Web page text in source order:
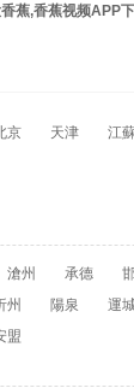
蕉,香蕉视频APP
京 天津 江
滄州 承德
州 陽泉 運
盟